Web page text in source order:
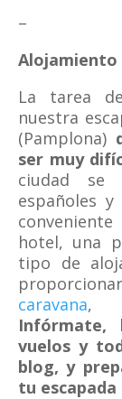
–
Alojamiento
La tarea
nuestra
(Pamplona)
ser muy
ciudad se
españoles
hotel, una
tipo de
caravana,
Infórmate,
vuelos y
blog, y
tu escapada